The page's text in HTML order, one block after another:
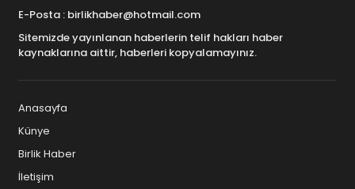
E-Posta : birlikhaber@hotmail.com
Sitemizde yayınlanan haberlerin telif hakları haber
kaynaklarına aittir, haberleri kopyalamayınız.
Anasayfa
Künye
Birlik Haber
İletişim